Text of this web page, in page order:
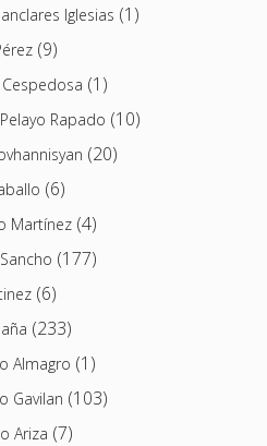
Iglesias (1)
(9)
(1)
Rapado (10)
(20)
(6)
Martínez(4)
(177)
(6)
(233)
Almagro (1)
Gavilan (103)
Ariza (7)